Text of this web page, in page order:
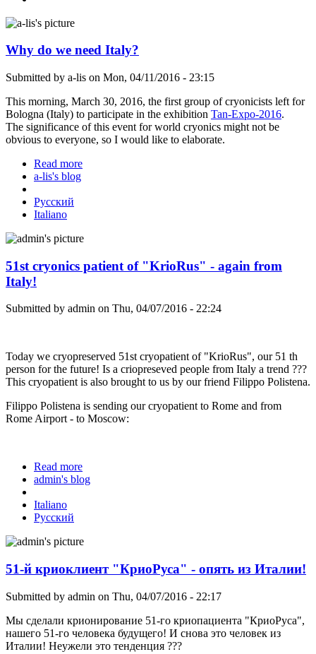
Why do we need Italy?
Submitted by a-lis on Mon, 04/11/2016 - 23:15
This morning, March 30, 2016, the first group of cryonicists left for
Bologna (Italy) to participate in the exhibition Tan-Expo-2016.
The significance of this event for world cryonics might not be
obvious to everyone, so I would like to elaborate.
Read more
a-lis's blog
Русский
Italiano
51st cryonics patient of "KrioRus" - again from
Italy!
Submitted by admin on Thu, 04/07/2016 - 22:24
Today we cryopreserved 51st cryopatient of "KrioRus", our 51 th
person for the future! Is a criopreseved people from Italy a trend ???
This cryopatient is also brought to us by our friend Filippo Polistena.
Filippo Polistena is sending our cryopatient to Rome and from
Rome Airport - to Moscow:
Read more
from Italy!
admin's blog
Italiano
Русский
51-й криоклиент "КриоРуса" - опять из Италии!
Submitted by admin on Thu, 04/07/2016 - 22:17
Мы сделали крионирование 51-го криопациента "КриоРуса",
нашего 51-го человека будущего! И снова это человек из
Италии! Неужели это тенденция ???